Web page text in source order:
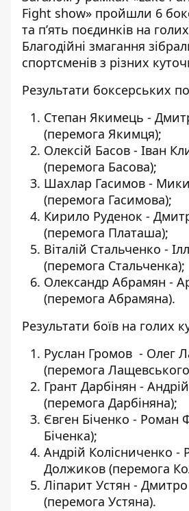
Fight show» пройшли 6
та п’ять поєдинків на
Благодійні змагання
спортсменів з різних
Результати боксерських
Степан Якимець -
(перемога Якимця);
Олексій Басов - Іван
(перемога Басова);
Шахлар Гасимов -
(перемога Гасимова);
Кирило Руденок -
(перемога Платаша);
Віталій Стальченко -
(перемога Стальченка);
Олександр Абрамян -
(перемога Абрамяна).
Результати боїв на голих
Руслан Громов - Олег
(перемога
Грант Дарбінян -
(перемога Дарбіняна);
Євген Біченко - Роман
Біченка);
Андрій Колісниченко -
Должиков (перемога
Ліпарит Устян -
(перемога Устяна).